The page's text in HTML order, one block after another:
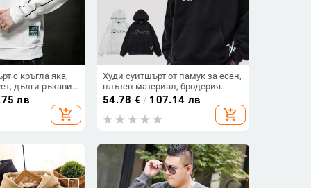
с кръгла яка,
дълги ръкави,
топ,
лв
add_shopping_cart
Худи суитшърт от памук за есен,
плътен материал, бродерия
върху кърпа, кадифени детайли,
свободен силует
54.78 € / 107.14 лв
add_shopping_cart